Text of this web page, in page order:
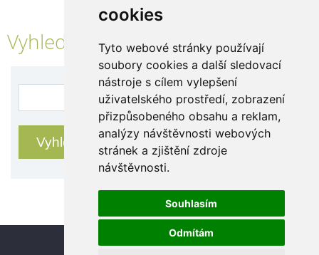
cookies
Tyto webové stránky používají
soubory cookies a další sledovací
nástroje s cílem vylepšení
uživatelského prostředí, zobrazení
přizpůsobeného obsahu a reklam,
analýzy návštěvnosti webových
stránek a zjištění zdroje
návštěvnosti.
Souhlasím
Odmítám
Vyhledávání
Update cookies preferences